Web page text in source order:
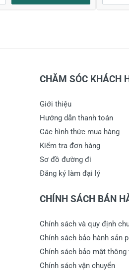
CHĂM SÓC KHÁCH
Giới thiệu
Hướng dẫn thanh toán
Các hình thức mua hàng
Kiểm tra đơn hàng
Sơ đồ đường đi
Đăng ký làm đại lý
CHÍNH SÁCH BÁN
Chính sách và quy định
Chính sách bảo hành sản
Chính sách bảo mật thông
Chính sách vận chuyển